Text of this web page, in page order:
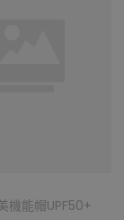
機能帽UPF50+